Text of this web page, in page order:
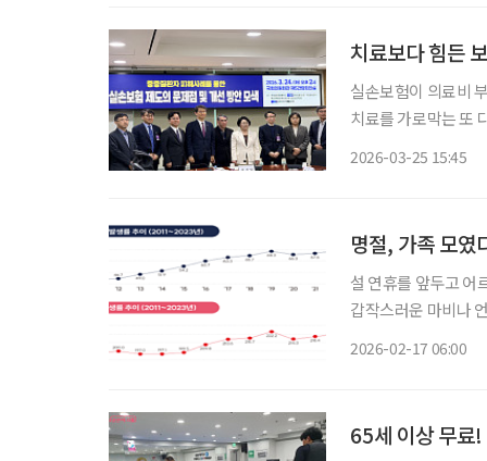
치료보다 힘든
실손보험이 의료비
치료를 가로막는 또
2026-03-25 15:45
설 연휴를 앞두고 어
갑작스러운 마비나
2026-02-17 06:00
65세 이상 무료